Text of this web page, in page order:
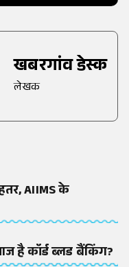
खबरगांव डेस्क
लेखक
AIIMS के
है कॉर्ड ब्लड बैंकिंग?